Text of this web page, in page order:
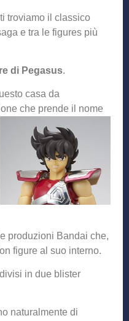
troviamo il classico
e tra le figures più
di Pegasus.
casa da
che prende il nome
produzioni Bandai che,
figure al suo interno.
in due blister
naturalmente di